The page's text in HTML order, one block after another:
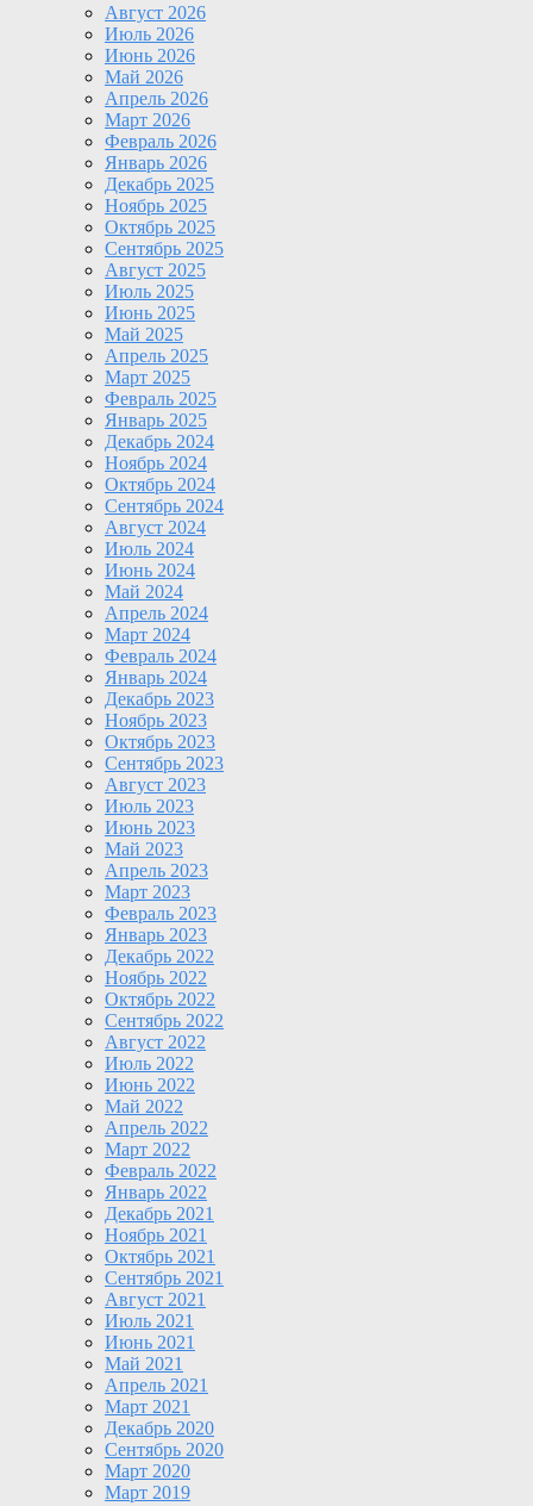
Август 2026
Июль 2026
Июнь 2026
Май 2026
Апрель 2026
Март 2026
Февраль 2026
Январь 2026
Декабрь 2025
Ноябрь 2025
Октябрь 2025
Сентябрь 2025
Август 2025
Июль 2025
Июнь 2025
Май 2025
Апрель 2025
Март 2025
Февраль 2025
Январь 2025
Декабрь 2024
Ноябрь 2024
Октябрь 2024
Сентябрь 2024
Август 2024
Июль 2024
Июнь 2024
Май 2024
Апрель 2024
Март 2024
Февраль 2024
Январь 2024
Декабрь 2023
Ноябрь 2023
Октябрь 2023
Сентябрь 2023
Август 2023
Июль 2023
Июнь 2023
Май 2023
Апрель 2023
Март 2023
Февраль 2023
Январь 2023
Декабрь 2022
Ноябрь 2022
Октябрь 2022
Сентябрь 2022
Август 2022
Июль 2022
Июнь 2022
Май 2022
Апрель 2022
Март 2022
Февраль 2022
Январь 2022
Декабрь 2021
Ноябрь 2021
Октябрь 2021
Сентябрь 2021
Август 2021
Июль 2021
Июнь 2021
Май 2021
Апрель 2021
Март 2021
Декабрь 2020
Сентябрь 2020
Март 2020
Март 2019